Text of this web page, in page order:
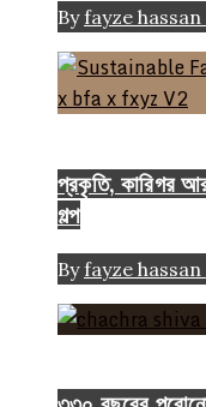
By fayze hassan
প্রকৃতি,
গল্প
By fayze hassan